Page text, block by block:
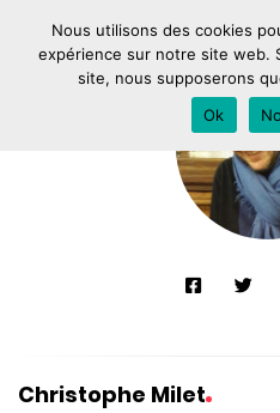
Christophe Milet
Nous utilisons des cookies
expérience sur notre site web.
site, nous supposerons
Ok